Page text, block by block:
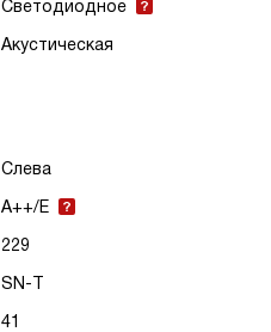
Светодиодное
Акустическая
Слева
A++/E
229
SN-T
41